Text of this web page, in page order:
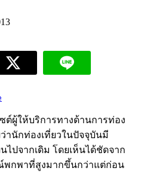
ซต์ผู้ให้บริการทางด้านการท่อง
านักท่องเที่ยวในปัจจุบันมี
ไปจากเดิม โดยเห็นได้ชัดจาก
พกพาที่สูงมากขึ้นกว่าแต่ก่อน